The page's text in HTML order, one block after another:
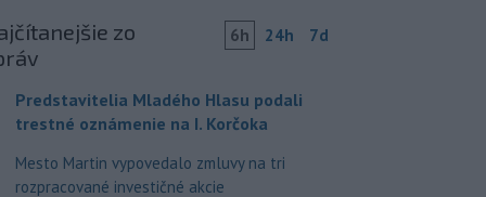
zo
6h 24h 7d
Predstavitelia Mladého Hlasu podali
trestné oznámenie na I. Korčoka
Mesto Martin vypovedalo zmluvy na tri
rozpracované investičné akcie